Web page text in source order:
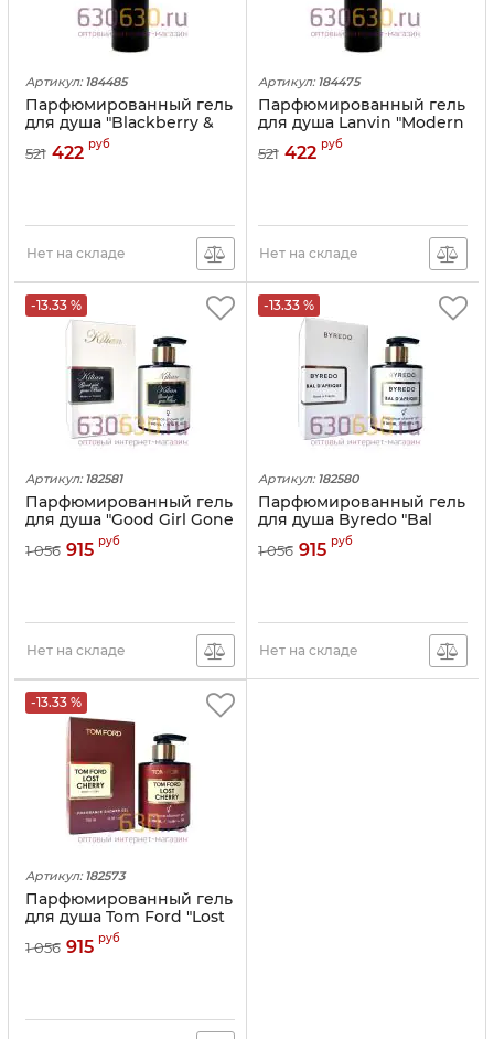
Артикул: 184485
Парфюмированный гель
для душа "Blackberry &
Bay" 250 ml
521 422 руб
Нет на складе
Артикул: 184475
Парфюмированный гель
для душа Lanvin "Modern
Princess" 250 ml
521 422 руб
Нет на складе
-13.33 %
Артикул: 182581
Парфюмированный гель
для душа "Good Girl Gone
Bad By Kilian" 300ml
1 056 915 руб
Нет на складе
-13.33 %
Артикул: 182580
Парфюмированный гель
для душа Byredo "Bal
D'Afrique" 300ml
1 056 915 руб
Нет на складе
-13.33 %
Артикул: 182573
Парфюмированный гель
для душа Tom Ford "Lost
Cherry" 300ml
1 056 915 руб